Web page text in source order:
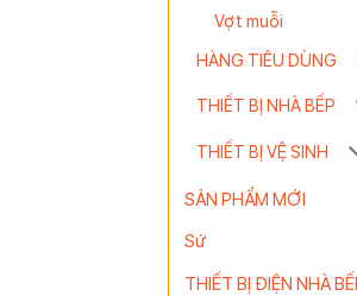
Vợt muỗi
HÀNG TIÊU DÙNG
THIẾT BỊ NHÀ BẾP
THIẾT BỊ VỆ SINH
SẢN PHẨM MỚI
Sứ
THIẾT BỊ ĐIỆN NHÀ